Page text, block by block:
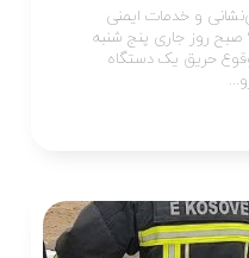
و خدمات ایمنی
شهرداری اراک اعلام کرد: ساعت ۶ صبح روز جاری پنج شنبه
وقوع حریق یک دستگاه